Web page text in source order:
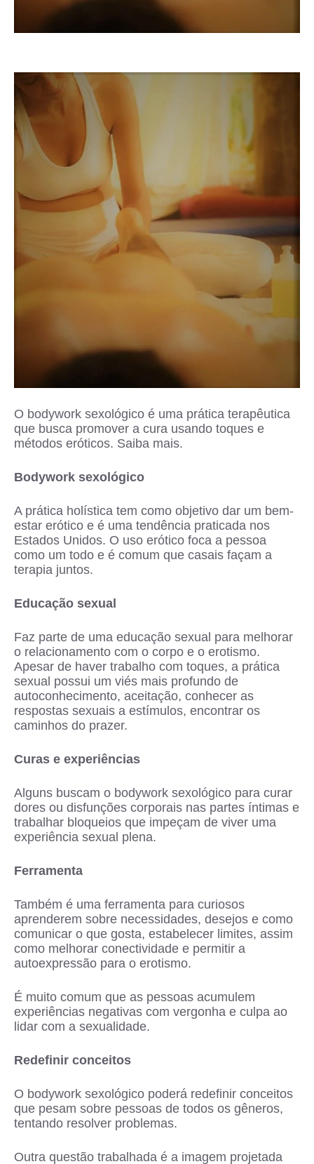
O bodywork sexológico é uma prática terapêutica
que busca promover a cura usando toques e
métodos eróticos. Saiba mais.
Bodywork sexológico
A prática holística tem como objetivo dar um bem-
estar erótico e é uma tendência praticada nos
Estados Unidos. O uso erótico foca a pessoa
como um todo e é comum que casais façam a
terapia juntos.
Educação sexual
Faz parte de uma educação sexual para melhorar
o relacionamento com o corpo e o erotismo.
Apesar de haver trabalho com toques, a prática
sexual possui um viés mais profundo de
autoconhecimento, aceitação, conhecer as
respostas sexuais a estímulos, encontrar os
caminhos do prazer.
Curas e experiências
Alguns buscam o bodywork sexológico para curar
dores ou disfunções corporais nas partes íntimas e
trabalhar bloqueios que impeçam de viver uma
experiência sexual plena.
Ferramenta
Também é uma ferramenta para curiosos
aprenderem sobre necessidades, desejos e como
comunicar o que gosta, estabelecer limites, assim
como melhorar conectividade e permitir a
autoexpressão para o erotismo.
É muito comum que as pessoas acumulem
experiências negativas com vergonha e culpa ao
lidar com a sexualidade.
Redefinir conceitos
O bodywork sexológico poderá redefinir conceitos
que pesam sobre pessoas de todos os gêneros,
tentando resolver problemas.
Outra questão trabalhada é a imagem projetada